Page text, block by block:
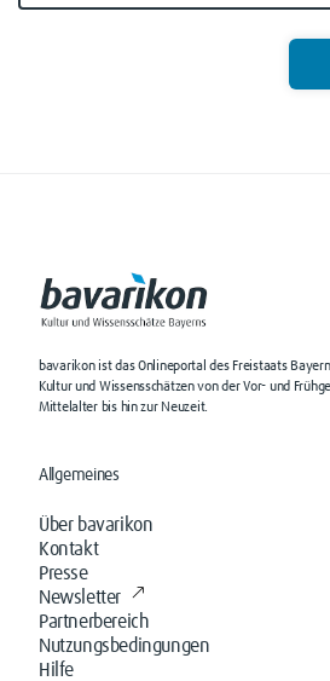
bavarikon ist das Onlineportal des Freistaats
Kultur und Wissensschätzen von der Vor- und
Mittelalter bis hin zur Neuzeit.
Allgemeines
Über bavarikon
Kontakt
Presse
Newsletter
Partnerbereich
Nutzungsbedingungen
Hilfe